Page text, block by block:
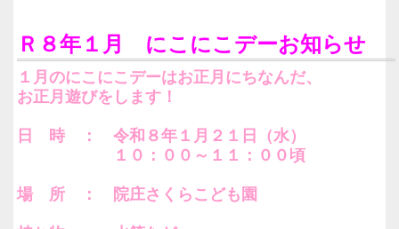
Ｒ８年１月 にこにこデーお知らせ
１月のにこにこデーはお正月にちなんだ、
お正月遊びをします！
日 時 ： 令和８年１月２１日（水）
１０：００～１１：００頃
場 所 ： 院庄さくらこども園